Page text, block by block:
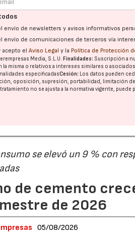
envío de newsletters y avisos informativos
envío de comunicaciones de terceros vía
acepto elAviso Legal y la Política de Protección
Media, S.L.U. Finalidades: Suscripción a
la misma o relativos a intereses similares o
especificadasCesión: Los datos pueden
oposición, supresión, portabilidad, limitación
no se ajusta a la normativa vigente,
se elevó un 9 % con
de cemento
de 2026
05/08/2026